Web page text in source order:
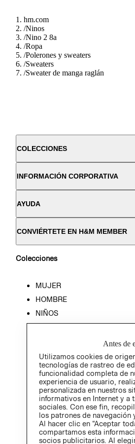
hm.com
/Ninos
/Nino 2 8a
/Ropa
/Polerones y sweaters
/Sweaters
/Sweater de manga raglán
COLECCIONES
INFORMACIÓN CORPORATIVA
AYUDA
CONVIÉRTETE EN H&M MEMBER
Colecciones
MUJER
HOMBRE
NIÑOS
Antes de
Utilizamos cookies de
tecnologías de rastreo de
funcionalidad completa de
experiencia de usuario,
personalizada en nuestros
informativos en Internet y a
sociales. Con ese fin,
los patrones de navegación
Al hacer clic en “Aceptar
compartamos esta
socios publicitarios. Al